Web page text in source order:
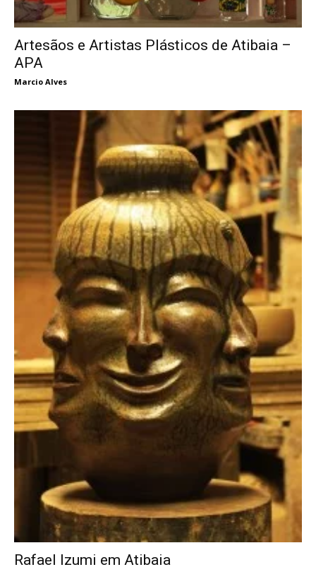
Artesãos e Artistas Plásticos de Atibaia –
APA
Marcio Alves
Rafael Izumi em Atibaia